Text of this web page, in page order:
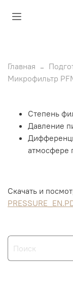
Главная
Микрофильтр
Степень
Давление
атмосфере
Скачать и